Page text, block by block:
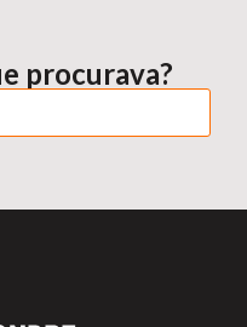
procurava?